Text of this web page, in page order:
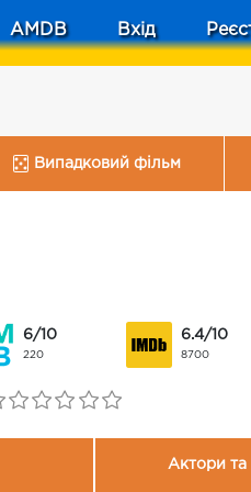
AMDB Вхід
Випадковий фільм
6/10
220
6.4/10
8700
Актори та